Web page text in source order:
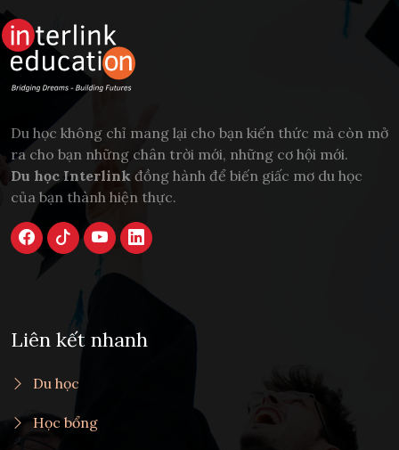
Du học không chỉ mang lại cho bạn kiến thức mà còn mở
ra cho bạn những chân trời mới, những cơ hội mới.
Du học Interlink đồng hành để biến giấc mơ du học
của bạn thành hiện thực.
Liên kết nhanh
Du học
Học bổng